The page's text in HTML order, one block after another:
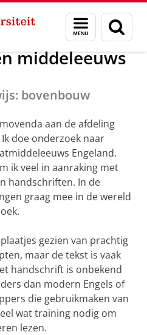
Menu
en
zoeken
Menu
middeleeuws
bovenbouw
aan de afdeling
doe onderzoek naar
Engeland.
ik veel in aanraking met
handschriften. In de
graag mee in de wereld
gezien van prachtig
maar de tekst is vaak
handschrift is onbekend
dan modern Engels of
die gebruikmaken van
wat training nodig om
lezen.